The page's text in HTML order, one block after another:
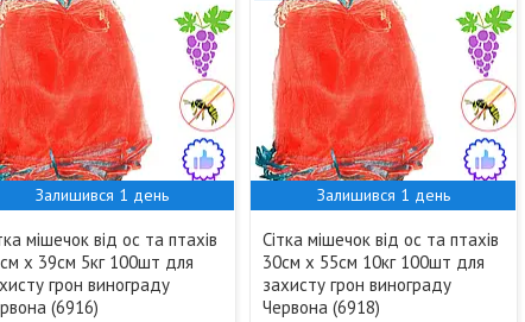
Залишився 1 день
мішечок від ос та птахів
х 39см 5кг 100шт для
грон винограду
(6916)
Залишився 1 день
Сітка мішечок від ос та птахів
30см х 55см 10кг 100шт для
захисту грон винограду
Червона (6918)